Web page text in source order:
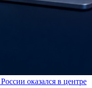
оказался в центре